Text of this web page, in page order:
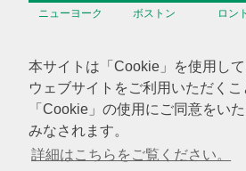
本サイトは「Cookie」を使用して
ウェブサイトをご利用いただくこ
「Cookie」の使用にご同意をい
みなされます。
詳細はこちらをご覧ください。
ニューヨーク
ボストン ロン
香港
台湾 高
天津
上海 蘇
広州
ハノイ マ
海外不動産投資情報 海外CHINTAI